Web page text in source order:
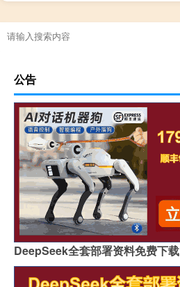
公告
DeepSeek全套部署资料免费下载